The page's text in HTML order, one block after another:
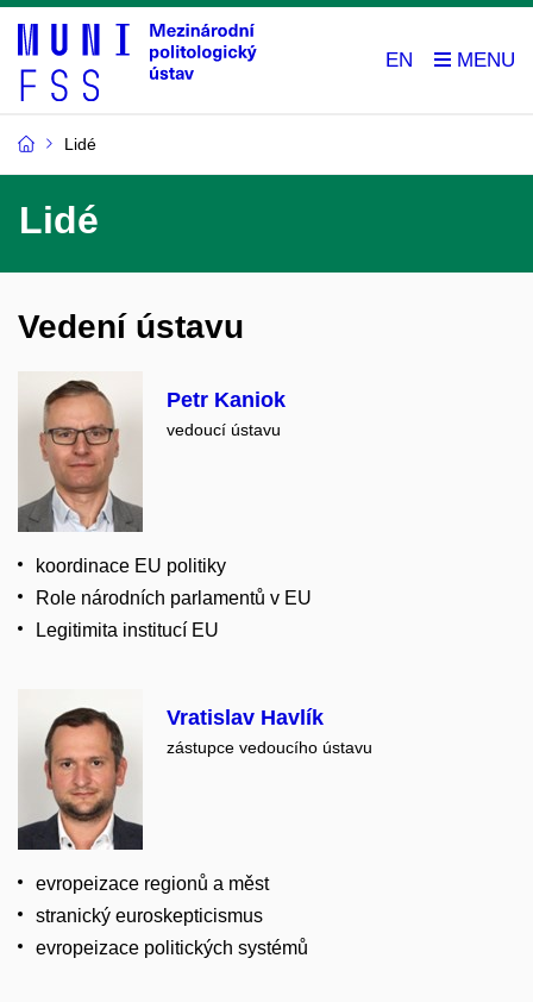
EN
Lidé
Lidé
Vedení ústavu
Petr Kaniok
vedoucí ústavu
koordinace EU politiky
Role národních parlamentů v EU
Legitimita institucí EU
Vratislav Havlík
zástupce vedoucího ústavu
evropeizace regionů a měst
stranický euroskepticismus
evropeizace politických systémů